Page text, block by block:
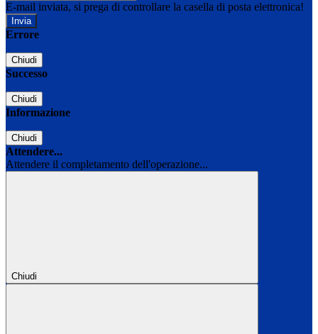
E-mail inviata, si prega di controllare la casella di posta elettronica!
Errore
Chiudi
Successo
Chiudi
Informazione
Chiudi
Attendere...
Attendere il completamento dell'operazione...
Chiudi